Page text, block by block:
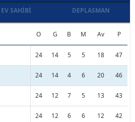
EV SAHIBI DEPLASMAN
O G B M Av P
24 14 5 5 18 47
24 14 4 6 20 46
24 12 7 5 13 43
24 12 6 6 12 42